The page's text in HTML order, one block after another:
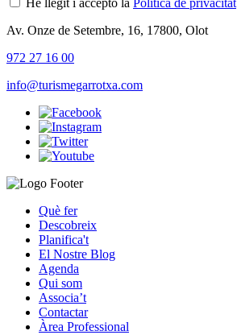
He llegit i accepto la Política de privacitat
Av. Onze de Setembre, 16, 17800, Olot
972 27 16 00
info@turismegarrotxa.com
Què fer
Descobreix
Planifica't
El Nostre Blog
Agenda
Qui som
Associa’t
Contactar
Àrea Professional